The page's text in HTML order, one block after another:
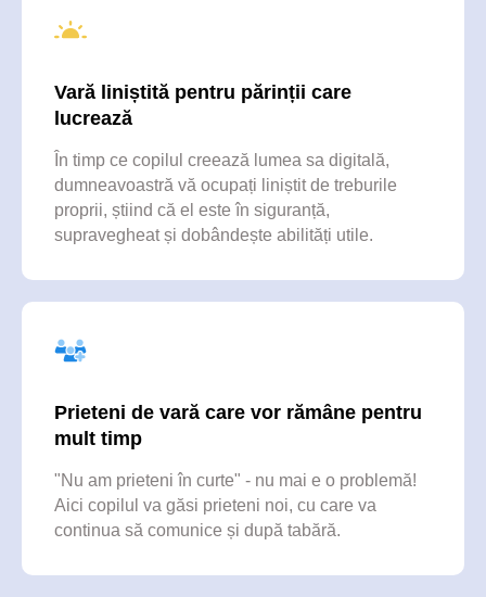
Vară liniștită pentru părinții care
lucrează
În timp ce copilul creează lumea sa digitală,
dumneavoastră vă ocupați liniștit de treburile
proprii, știind că el este în siguranță,
supravegheat și dobândește abilități utile.
Prieteni de vară care vor rămâne pentru
mult timp
"Nu am prieteni în curte" - nu mai e o problemă!
Aici copilul va găsi prieteni noi, cu care va
continua să comunice și după tabără.